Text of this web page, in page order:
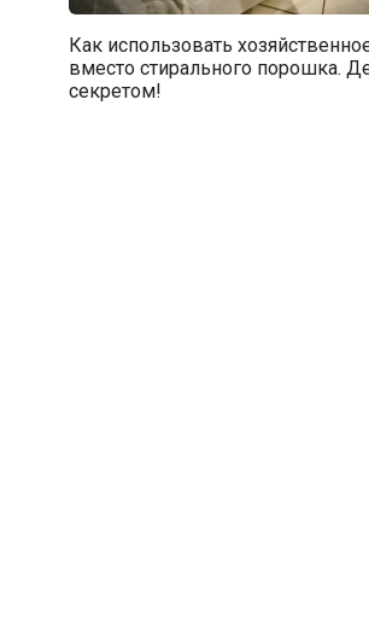
Как использовать
вместо стирального порошка.
секретом!